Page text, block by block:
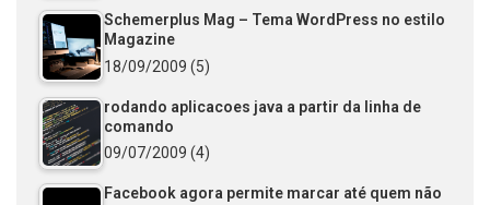
Schemerplus Mag – Tema WordPress no estilo
Magazine
18/09/2009 (5)
rodando aplicacoes java a partir da linha de
comando
09/07/2009 (4)
Facebook agora permite marcar até quem não